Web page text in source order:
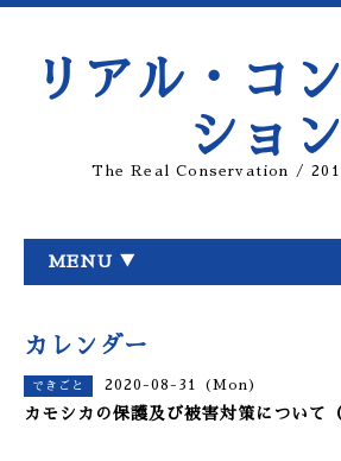
リアル・コ
ション
The Real Conservation / 2019
MENU ▼
カレンダー
できごと 2020-08-31 (Mon)
カモシカの保護及び被害対策について